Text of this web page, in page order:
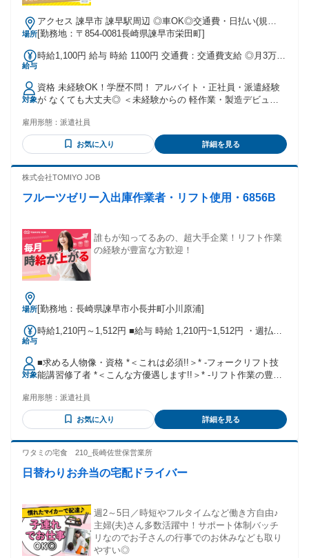
場所
アクセス 諫早市 諫早駅周辺 ◎車OK◎交通費・日払い(規
定)◎当月中・翌月入社大歓迎♪
[勤務地：〒854-0081長崎県諫早市栄田町]
給与
時給1,100円 給与 時給 1100円 交通費：交通費支給 ◎月3万円
対象
資格 未経験OK！学歴不問！ アルバイト・正社員・派遣経験
が なくても大丈夫◎ ＜未経験からの 軽作業・製造デビュー
事でも挑戦してみたい方 ・少しブランクはあるけど復帰した
い方 ・アルバイト経験しかないけど 安定して働きたい方 ・
自分のペースを大切に働きたい方 ・条件面はもちろん、職場
している方 ・将来のためにスキル、キャリアを 積みたい方
入UPしたい方 ・第二新卒、既卒の方 ＜ご経験がある方も大
お菓子製造のライン作業 ・自動車部品、機械部品などの 組
立、加工作業 ・荷物の積み込み・積み下ろし作業 ・座り作業
での検品ライン作業 など まずは気軽に理想の働き方を ご相
談ください！ 未経験からのチャレンジ、 経験を活かしたキャ
雇用形態： 派遣社員
お気に入り 詳細を見る
株式会社TOMIYO JOB
フルーツゼリー入出庫作業者・リフト使用・6856B
誰もが知ってるあの、超大手企業！リフト作業
の経験が豊富な方歓迎！
場所[勤務地：長崎県諫早市小長井町小川原浦]
給与
時給1,210円～1,512円 ■給与 時給 1,210円~1,512円 ・週払／
暇制度 ・育児休暇制度 ・介護休暇制度 ・資格取得支援制度
・健康診断 ・ストレスチェック ・キャリアアップ制度 ・ス
タッフ紹介制度 ・退職金前渡し制度 ・育児支援
対象
■求める人物像・資格 *＜これは必須!!＞* -フォークリフト技
能講習修了者 *＜こんな方優遇します!!＞* -リフト作業の豊富
方 -元気で明かるい方 -体を動かしながら働きたい方
…………………………………………………… 日本語能力試験
N2以上 日本語の読み書き（漢字・かな）必須 JLPT N2+ /
……………………………………………………
雇用形態： 派遣社員
お気に入り 詳細を見る
ワタミの宅食 210_長崎佐世保営業所
日替わりお弁当の宅配ドライバー
週2～5日／時短やフルタイムなど働き方自由♪
主婦(夫)さん多数活躍中！サポート体制バッチ
リなのでお子さんの行事でのお休みなども取り
やすい◎